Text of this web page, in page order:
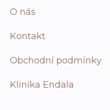
O nás
Kontakt
Obchodní podmínky
Klinika Endala